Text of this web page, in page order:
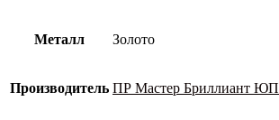
Металл Золото
Производитель ПР Мастер Бриллиант ЮП